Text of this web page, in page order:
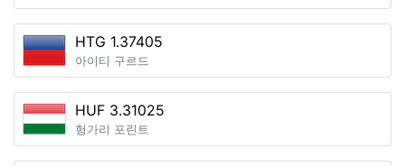
HTG 1.37405
아이티 구르드
HUF 3.31025
헝가리 포린트